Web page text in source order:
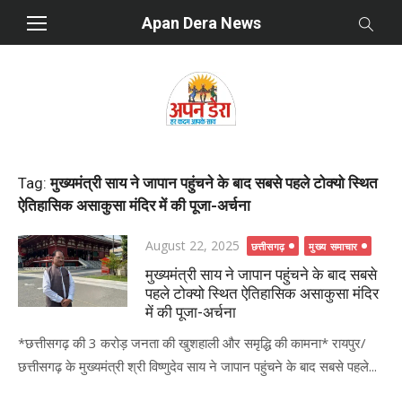
Apan Dera News
Tag:मुख्यमंत्री साय ने जापान पहुंचने के बाद सबसे पहले टोक्यो स्थित
ऐतिहासिक असाकुसा मंदिर में की पूजा-अर्चना
Posted
on
August 22, 2025 छत्तीसगढ़ मुख्य समाचार
मुख्यमंत्री साय ने जापान पहुंचने के बाद सबसे
पहले टोक्यो स्थित ऐतिहासिक असाकुसा मंदिर
में की पूजा-अर्चना
*छत्तीसगढ़ की 3 करोड़ जनता की खुशहाली और समृद्धि की कामना* रायपुर/
छत्तीसगढ़ के मुख्यमंत्री श्री विष्णुदेव साय ने जापान पहुंचने के बाद सबसे पहले...